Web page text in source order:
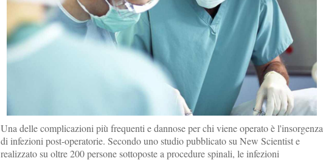
Una delle complicazioni più frequenti e dannose per chi viene operato è l'insorgenza
di infezioni post-operatorie. Secondo uno studio pubblicato su New Scientist e
realizzato su oltre 200 persone sottoposte a procedure spinali, le infezioni